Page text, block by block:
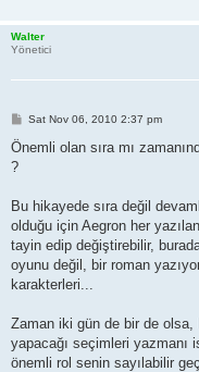
Walter
Yönetici
P
s
Sat Nov 06, 2010 2:37 pm
Önemli olan sıra mı
?
Bu hikayede sıra değil
olduğu için Aegron her
tayin edip değiştirebilir,
oyunu değil, bir roman
karakterleri...
Zaman iki gün de bir de olsa,
yapacağı seçimleri
önemli rol senin sayılabilir